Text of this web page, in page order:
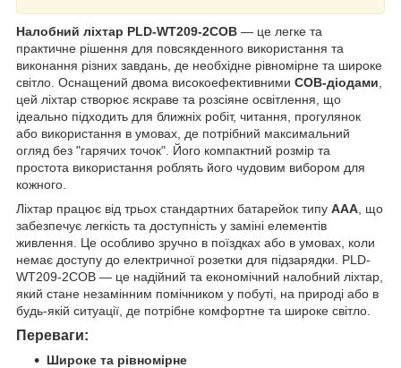
Налобний ліхтар PLD-WT209-2COB — це легке та
практичне рішення для повсякденного використання та
виконання різних завдань, де необхідне рівномірне та широке
світло. Оснащений двома високоефективними COB-діодами
цей ліхтар створює яскраве та розсіяне освітлення, що
ідеально підходить для ближніх робіт, читання, прогулянок
або використання в умовах, де потрібний максимальний
огляд без "гарячих точок". Його компактний розмір та
простота використання роблять його чудовим вибором для
кожного.
Ліхтар працює від трьох стандартних батарейок типу AAA , що
забезпечує легкість та доступність у заміні елементів
живлення. Це особливо зручно в поїздках або в умовах, коли
немає доступу до електричної розетки для підзарядки. PLD-
WT209-2COB — це надійний та економічний налобний ліхтар,
який стане незамінним помічником у побуті, на природі або в
будь-якій ситуації, де потрібне комфортне та широке світло.
Переваги:
Широке та рівномірне